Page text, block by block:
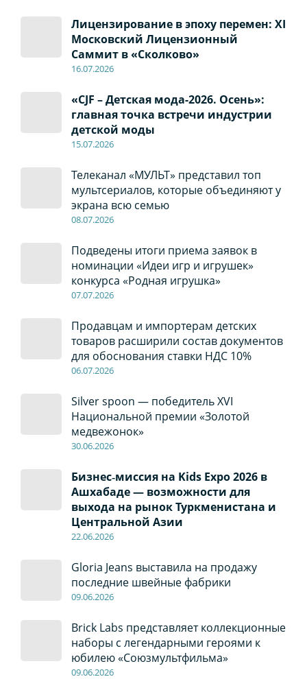
Лицензирование в эпоху перемен: XI
Московский Лицензионный
Саммит в «Сколково»
16.07.2026
«CJF – Детская мода-2026. Осень»:
главная точка встречи индустрии
детской моды
15.07.2026
Телеканал «МУЛЬТ» представил топ
мультсериалов, которые объединяют у
экрана всю семью
08.07.2026
Подведены итоги приема заявок в
номинации «Идеи игр и игрушек»
конкурса «Родная игрушка»
07.07.2026
Продавцам и импортерам детских
товаров расширили состав документов
для обоснования ставки НДС 10%
06.07.2026
Silver spoon — победитель XVI
Национальной премии «Золотой
медвежонок»
30.06.2026
Бизнес‑миссия на Kids Expo 2026 в
Ашхабаде — возможности для
выхода на рынок Туркменистана и
Центральной Азии
22.06.2026
Gloria Jeans выставила на продажу
последние швейные фабрики
09.06.2026
Brick Labs представляет коллекционные
наборы с легендарными героями к
юбилею «Союзмультфильма»
09.06.2026